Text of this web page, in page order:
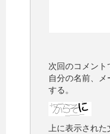
次回のコメント
自分の名前、
する。
上に表示され